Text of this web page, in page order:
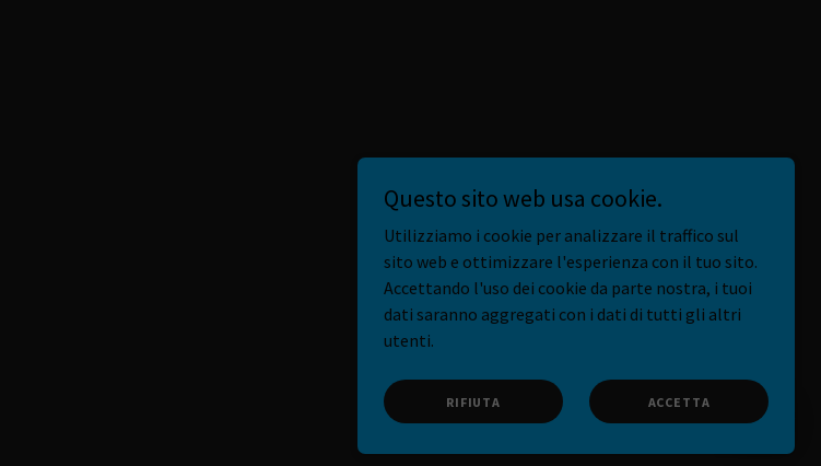
Questo sito web usa cookie.
Utilizziamo i cookie per analizzare il traffico sul
sito web e ottimizzare l'esperienza con il tuo sito.
Accettando l'uso dei cookie da parte nostra, i tuoi
dati saranno aggregati con i dati di tutti gli altri
utenti.
RIFIUTA ACCETTA